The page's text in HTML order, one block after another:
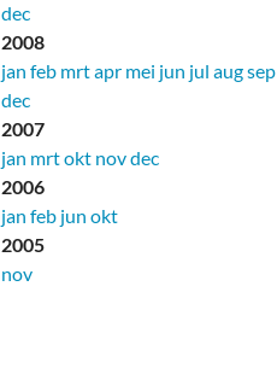
dec
2008
jan feb mrtapr mei jun jul augsep
dec
2007
jan mrtokt novdec
2006
jan feb jun okt
2005
nov